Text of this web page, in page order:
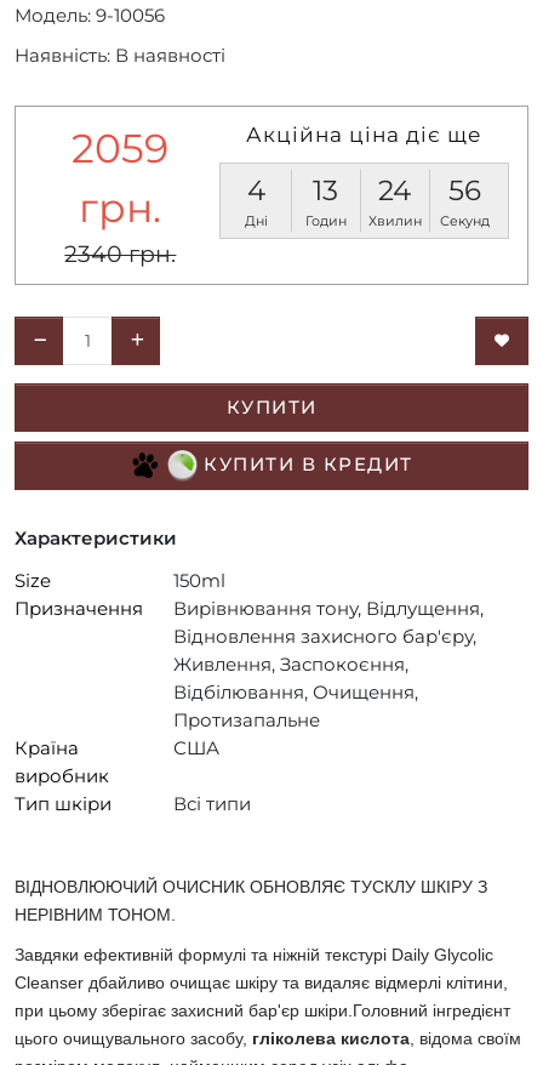
Модель: 9-10056
Наявність: В наявності
2059
грн.
2340 грн.
Акційна ціна діє ще
4
Дні
13
Годин
24
Хвилин
56
Секунд
КУПИТИ
КУПИТИ В КРЕДИТ
Характеристики
Size
150ml
Призначення
Вирівнювання тону, Відлущення,
Відновлення захисного бар'єру,
Живлення, Заспокоєння,
Відбілювання, Очищення,
Протизапальне
Країна
виробник
США
Тип шкіри Всі типи
ВІДНОВЛЮЮЧИЙ ОЧИСНИК ОБНОВЛЯЄ ТУСКЛУ ШКІРУ З
НЕРІВНИМ ТОНОМ.
Завдяки ефективній формулі та ніжній текстурі Daily Glycolic
Cleanser дбайливо очищає шкіру та видаляє відмерлі клітини,
при цьому зберігає захисний бар'єр шкіри. Головний інгредієнт
цього очищувального засобу, гліколева кислота , відома своїм